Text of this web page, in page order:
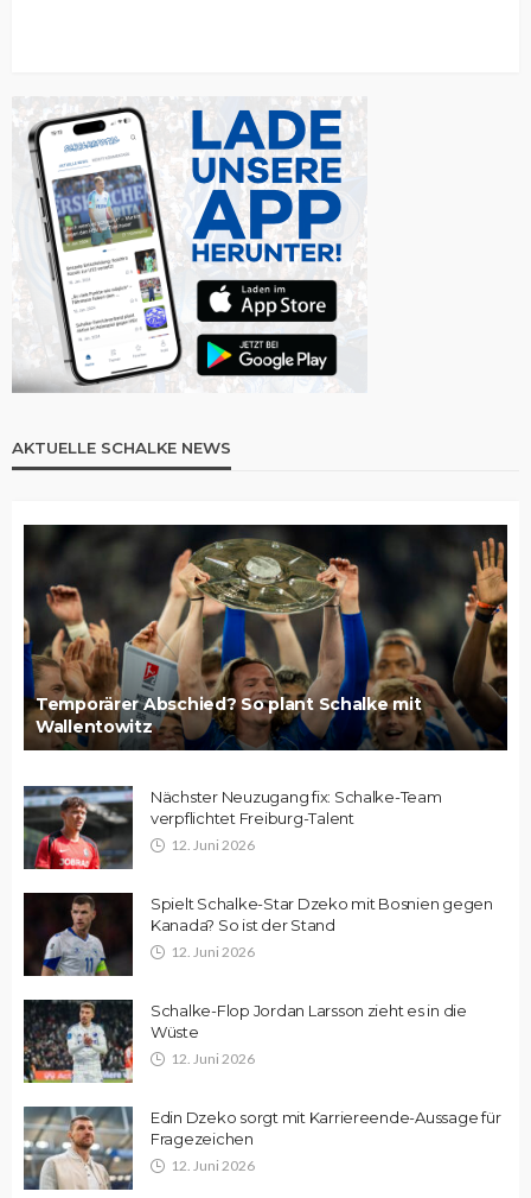
AKTUELLE SCHALKE NEWS
Temporärer Abschied? So plant Schalke mit
Wallentowitz
Nächster Neuzugang fix: Schalke-Team
verpflichtet Freiburg-Talent
12. Juni 2026
Spielt Schalke-Star Dzeko mit Bosnien gegen
Kanada? So ist der Stand
12. Juni 2026
Schalke-Flop Jordan Larsson zieht es in die
Wüste
12. Juni 2026
Edin Dzeko sorgt mit Karriereende-Aussage für
Fragezeichen
12. Juni 2026